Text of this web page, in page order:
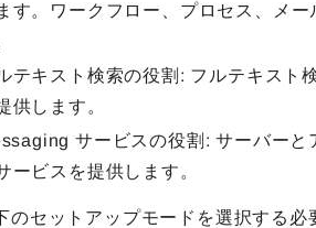
す。ワークフロー、プロセス、メ
テキスト検索の役割: フルテキスト
供します。
サービスの役割: サーバーと
ービスを提供します。
のセットアップモードを選択する必